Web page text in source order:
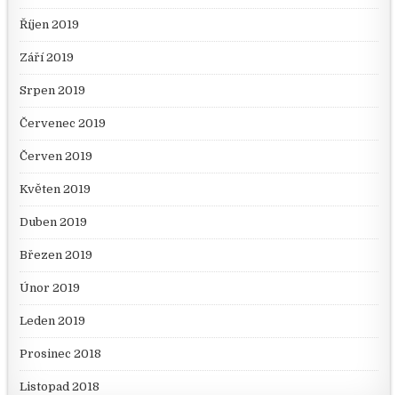
Říjen 2019
Září 2019
Srpen 2019
Červenec 2019
Červen 2019
Květen 2019
Duben 2019
Březen 2019
Únor 2019
Leden 2019
Prosinec 2018
Listopad 2018